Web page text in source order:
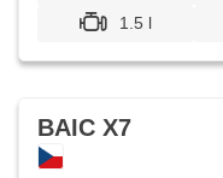
1.5 l
BAIC X7